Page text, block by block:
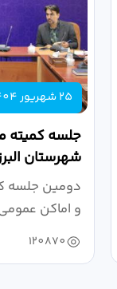
25 شهریور 1404
جلسه کمیته
شهرستان
دومین جلسه
و اماکن
۱۴۰۴ به...
120870